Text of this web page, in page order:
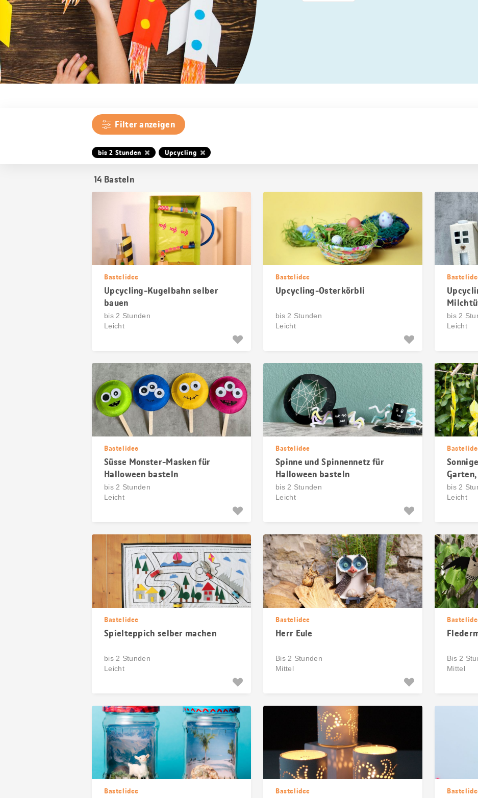
Filter anzeigen
bis 2 Stunden Upcycling
14 Basteln
Bastelidee
Upcycling-Kugelbahn selber
bauen
bis 2 Stunden
Leicht
Bastelidee
Upcycling-Osterkörbli
bis 2 Stunden
Leicht
bis 2
Leicht
Bastelidee
Süsse Monster-Masken für
Halloween basteln
bis 2 Stunden
Leicht
Bastelidee
Spinne und Spinnennetz für
Halloween basteln
bis 2 Stunden
Leicht
Fenster
bis 2
Leicht
Bastelidee
Spielteppich selber machen
bis 2 Stunden
Leicht
Bastelidee
Herr Eule
Bis 2 Stunden
Mittel
Bis 2
Mittel
Bastelidee Bastelidee